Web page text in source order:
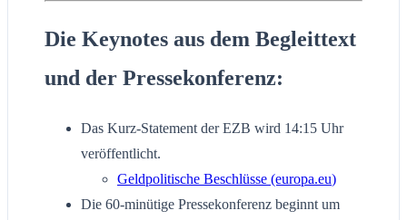
Die Keynotes aus dem Begleittext
und der Pressekonferenz:
Das Kurz-Statement der EZB wird 14:15 Uhr
veröffentlicht.
Geldpolitische Beschlüsse (europa.eu)
Die 60-minütige Pressekonferenz beginnt um